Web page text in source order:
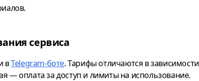
сервиса
вTelegram-боте. Тарифы отличаются в зависимости
— оплата за доступ и лимиты на использование.